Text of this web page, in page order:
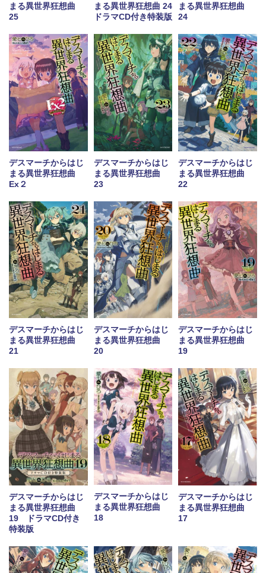
まる異世界狂想曲
25
まる異世界狂想曲 24
ドラマCD付き特装版
まる異世界狂想曲
24
デスマーチからはじ
まる異世界狂想曲
Ex２
デスマーチからはじ
まる異世界狂想曲
23
デスマーチからはじ
まる異世界狂想曲
22
デスマーチからはじ
まる異世界狂想曲
21
デスマーチからはじ
まる異世界狂想曲
20
デスマーチからはじ
まる異世界狂想曲
19
デスマーチからはじ
まる異世界狂想曲
19 ドラマCD付き
特装版
デスマーチからはじ
まる異世界狂想曲
18
デスマーチからはじ
まる異世界狂想曲
17